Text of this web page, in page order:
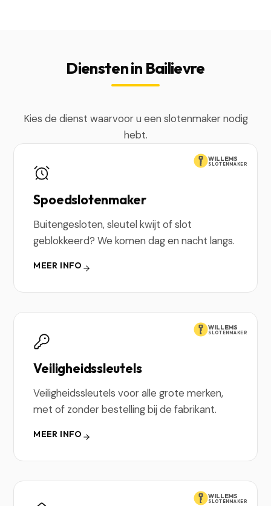
Diensten in Bailievre
Kies de dienst waarvoor u een slotenmaker nodig
hebt.
WILLEMS
SLOTENMAKER
Spoedslotenmaker
Buitengesloten, sleutel kwijt of slot
geblokkeerd? We komen dag en nacht langs.
MEER INFO
WILLEMS
SLOTENMAKER
Veiligheidssleutels
Veiligheidssleutels voor alle grote merken,
met of zonder bestelling bij de fabrikant.
MEER INFO
WILLEMS
SLOTENMAKER